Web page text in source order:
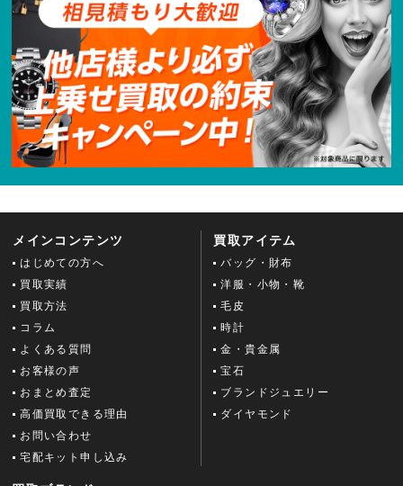
メインコンテンツ
はじめての方へ
買取実績
買取方法
コラム
よくある質問
お客様の声
おまとめ査定
高価買取できる理由
お問い合わせ
宅配キット申し込み
買取アイテム
バッグ・財布
洋服・小物・靴
毛皮
時計
金・貴金属
宝石
ブランドジュエリー
ダイヤモンド